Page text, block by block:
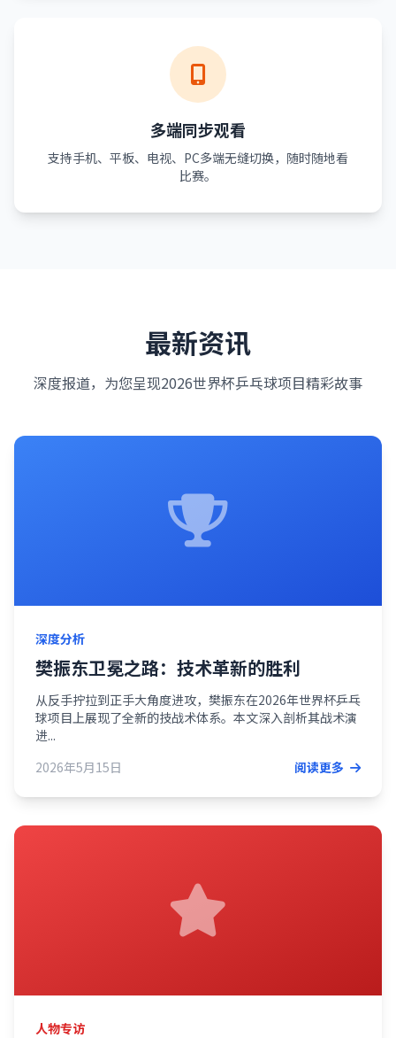
多端同步观看
支持手机、平板、电视、PC多端无缝切换，随时随地看
比赛。
最新资讯
深度报道，为您呈现2026世界杯乒乓球项目精彩故事
深度分析
樊振东卫冕之路：技术革新的胜利
从反手拧拉到正手大角度进攻，樊振东在2026年世界杯乒乓
球项目上展现了全新的技战术体系。本文深入剖析其战术演
进...
2026年5月15日
阅读更多
人物专访